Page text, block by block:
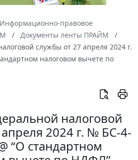
Информационно-правовое
Документы ленты ПРАЙМ
службы от 27 апреля 2024 г.
налоговом вычете по
налоговой
2024 г. № БС-4-
“О стандартном